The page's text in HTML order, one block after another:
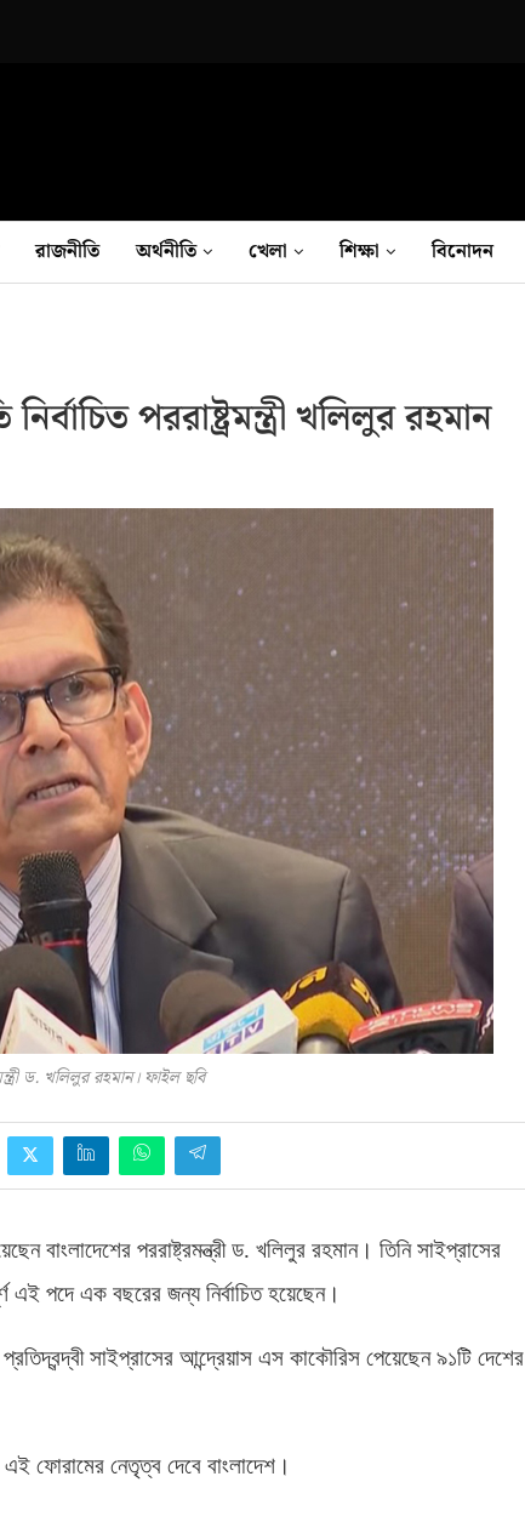
রাজনীতি অর্থনীতি খেলা শিক্ষা বিনোদন
পররাষ্ট্রমন্ত্রী খলিলুর রহমান
ড. খলিলুর রহমান। ফাইল ছবি
বাংলাদেশের পররাষ্ট্রমন্ত্রী ড. খলিলুর রহমান। তিনি সাইপ্রাসের
এই পদে এক বছরের জন্য নির্বাচিত হয়েছেন।
সাইপ্রাসের আন্দ্রেয়াস এস কাকৌরিস পেয়েছেন ৯১টি দেশের
ফোরামের নেতৃত্ব দেবে বাংলাদেশ।